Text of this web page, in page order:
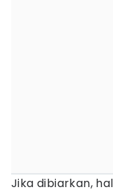
Jika dibiarkan,